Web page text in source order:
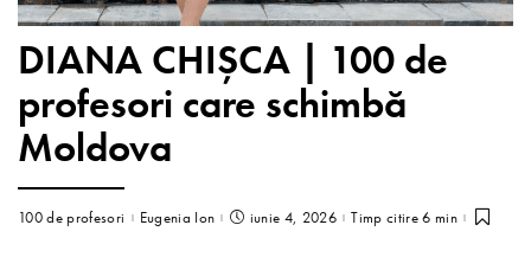
DIANA CHIȘCA | 100 de
profesori care schimbă
Moldova
100 de profesori Eugenia Ion iunie 4, 2026 Timp citire 6 min